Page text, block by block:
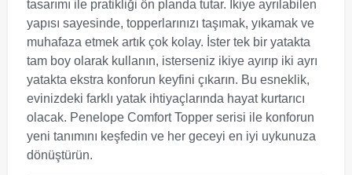
tasarımı ile pratikliği ön planda tutar. İkiye ayrılabilen
yapısı sayesinde, topperlarınızı taşımak, yıkamak ve
muhafaza etmek artık çok kolay. İster tek bir yatakta
tam boy olarak kullanın, isterseniz ikiye ayırıp iki ayrı
yatakta ekstra konforun keyfini çıkarın. Bu esneklik,
evinizdeki farklı yatak ihtiyaçlarında hayat kurtarıcı
olacak. Penelope Comfort Topper serisi ile konforun
yeni tanımını keşfedin ve her geceyi en iyi uykunuza
dönüştürün.